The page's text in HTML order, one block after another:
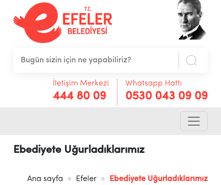
İletişim Merkezi
444 80 09
Whatsapp Hattı
0530 043 09 09
Ebediyete Uğurladıklarımız
Ana sayfa Efeler Ebediyete Uğurladıklarımız